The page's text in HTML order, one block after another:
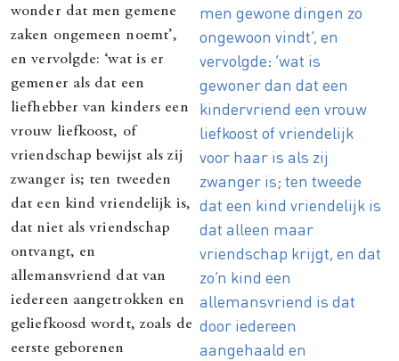
wonder dat men gemene
zaken ongemeen noemt’,
en vervolgde: ‘wat is er
gemener als dat een
liefhebber van kinders een
vrouw liefkoost, of
vriendschap bewijst als zij
zwanger is; ten tweeden
dat een kind vriendelijk is,
dat niet als vriendschap
ontvangt, en
allemansvriend dat van
iedereen aangetrokken en
geliefkoosd wordt, zoals de
eerste geborenen
men gewone dingen zo
ongewoon vindt’, en
vervolgde: ‘wat is
gewoner dan dat een
kindervriend een vrouw
liefkoost of vriendelijk
voor haar is als zij
zwanger is; ten tweede
dat een kind vriendelijk is
dat alleen maar
vriendschap krijgt, en dat
zo’n kind een
allemansvriend is dat
door iedereen
aangehaald en